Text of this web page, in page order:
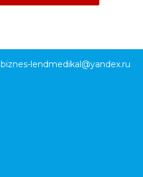
biznes-lendmedikal@yandex.ru